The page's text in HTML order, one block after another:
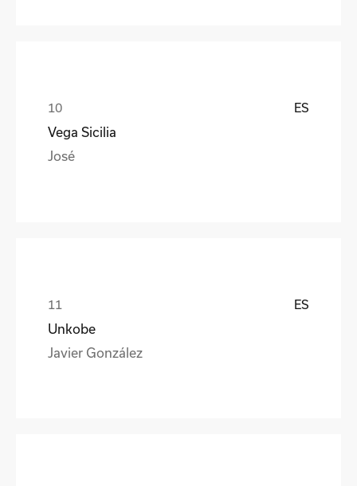
ES
Vega Sicilia
José
ES
Unkobe
Javier González